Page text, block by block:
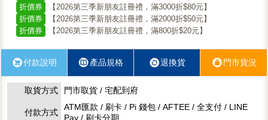
折價券
【2026第三季新朋友註冊禮，滿3000折$80元】
折價券
【2026第三季新朋友註冊禮，滿2000折$50元】
折價券
【2026第三季新朋友註冊禮，滿800折$20元】
付款說明 產品規格 退換貨 門市貨況
取貨方式 門市取貨 / 宅配到府
付款方式
ATM匯款 / 刷卡 / Pi 錢包 / AFTEE / 全支付 / LINE
Pay / 刷卡分期